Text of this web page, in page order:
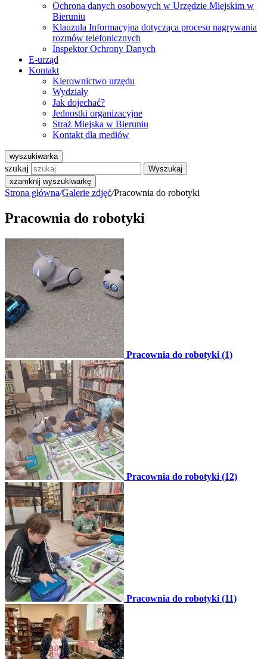
Ochrona danych osobowych w Urzędzie Miejskim w
Bieruniu
Klauzula Informacyjna dotycząca procesu nagrywania
rozmów telefonicznych
Inspektor Ochrony Danych
E-urząd
Kontakt
Kierownictwo urzędu
Wydziały
Jak dojechać?
Jednostki organizacyjne
Straż Miejska w Bieruniu
Kontakt dla mediów
wyszukiwarka
szukaj
Wyszukaj
xzamknij wyszukiwarkę
Strona główna/Galerie zdjęć/Pracownia do robotyki
Pracownia do robotyki
Pracownia do robotyki (1)
Pracownia do robotyki (12)
Pracownia do robotyki (11)